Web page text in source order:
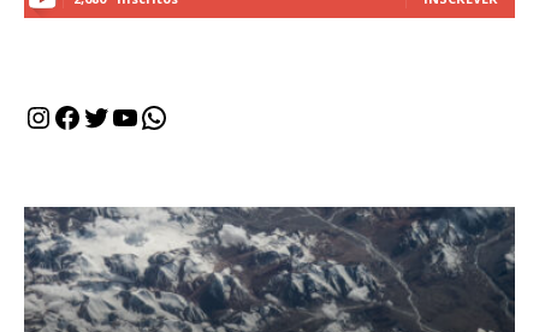
Instagram
Facebook
Twitter
Youtube
WhatsApp